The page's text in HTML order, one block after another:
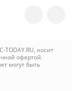
носит
офертой.
могут быть